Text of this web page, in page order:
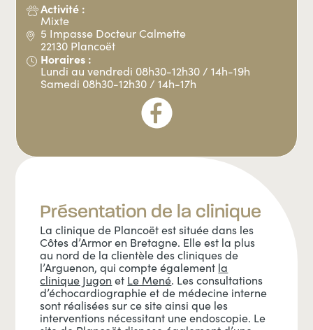
Activité :
Mixte
5 Impasse Docteur Calmette
22130 Plancoët
Horaires :
Lundi au vendredi 08h30-12h30 / 14h-19h
Samedi 08h30-12h30 / 14h-17h
Présentation de la clinique
La clinique de Plancoët est située dans les
Côtes d’Armor en Bretagne. Elle est la plus
au nord de la clientèle des cliniques de
l’Arguenon, qui compte également la
clinique Jugon et Le Mené. Les consultations
d’échocardiographie et de médecine interne
sont réalisées sur ce site ainsi que les
interventions nécessitant une endoscopie. Le